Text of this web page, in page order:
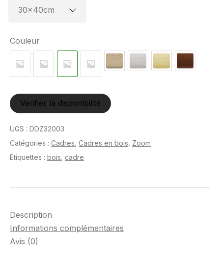
Couleur
Vérifier la disponibilité
UGS : DDZ32003
Catégories : Cadres Cadres en bois Zoom
Étiquettes : bois cadre
Description
Informations complémentaires
Avis (0)